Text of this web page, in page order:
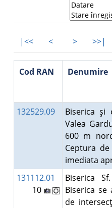
|<< < > >>|
Cod RAN Denumire
132529.09
Biserica şi
Valea
600 m
Ceptura
imediata
131112.01
10
Biserica
Biserica
de